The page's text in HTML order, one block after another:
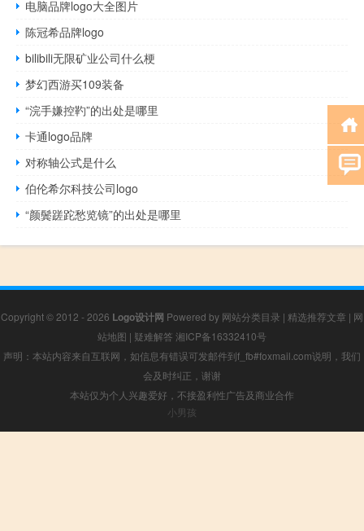
电脑品牌logo大全图片
陈冠希品牌logo
bilibili无限矿业公司什么梗
梦幻西游买109装备
“浣手嫌控靮”的出处是哪里
卡通logo品牌
对称轴公式是什么
伯伦希尔科技公司logo
“颜鬓蹉跎愁览镜”的出处是哪里
Copyright © 2012 - 2026 Logo设计网 Powered by 网站分类目录 | 精选推荐文章 | 网
站地图 | 疑难解答 湘ICP备16332410号
声明：本站内容来自互联网，如信息有错误可发邮件到f_fb#foxmail.com说明，我们
会及时纠正，谢谢
本站仅为个人兴趣爱好，不接盈利性广告及商业合作
小男孩